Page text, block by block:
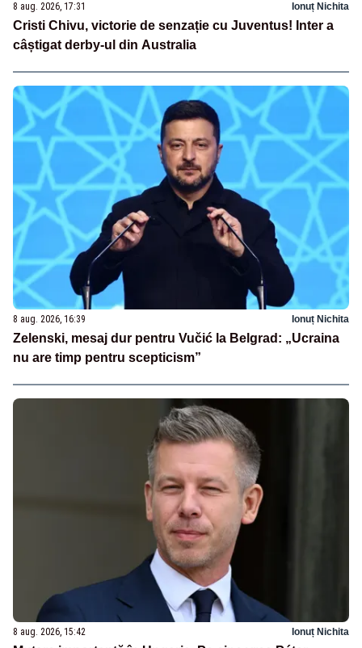
8 aug. 2026, 17:31 Ionuț Nichita
Cristi Chivu, victorie de senzație cu Juventus! Inter a
câștigat derby-ul din Australia
8 aug. 2026, 16:39 Ionuț Nichita
Zelenski, mesaj dur pentru Vučić la Belgrad: „Ucraina
nu are timp pentru scepticism”
8 aug. 2026, 15:42 Ionuț Nichita